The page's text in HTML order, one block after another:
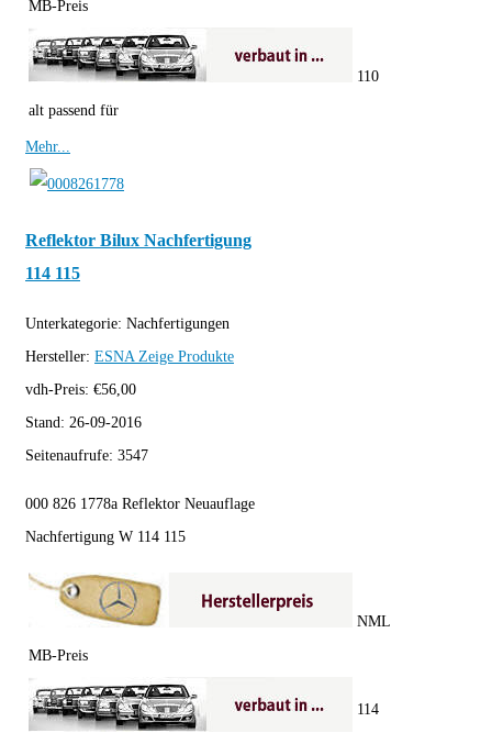
MB-Preis
alt passend für
110
Mehr...
Reflektor Bilux Nachfertigung
114 115
Unterkategorie: Nachfertigungen
Hersteller: ESNA Zeige Produkte
vdh-Preis: €56,00
Stand: 26-09-2016
Seitenaufrufe: 3547
000 826 1778a Reflektor Neuauflage
Nachfertigung W 114 115
MB-Preis
NML
114